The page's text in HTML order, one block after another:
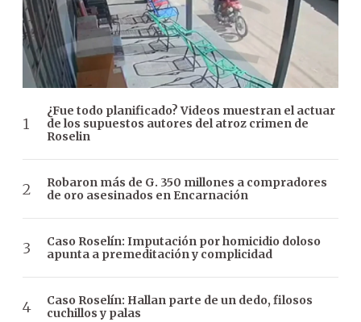
¿Fue todo planificado? Videos muestran el actuar
de los supuestos autores del atroz crimen de
Roselin
Robaron más de G. 350 millones a compradores
de oro asesinados en Encarnación
Caso Roselín: Imputación por homicidio doloso
apunta a premeditación y complicidad
Caso Roselín: Hallan parte de un dedo, filosos
cuchillos y palas